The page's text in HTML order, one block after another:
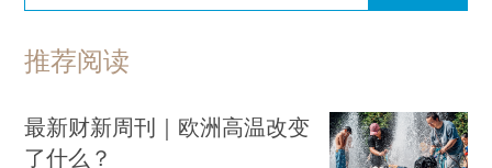
推荐阅读
最新财新周刊｜欧洲高温改变
了什么？